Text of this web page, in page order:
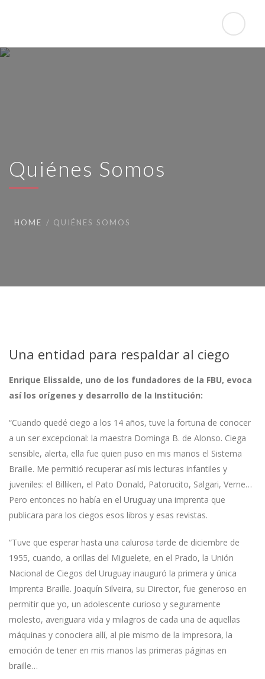
Quiénes Somos
HOME QUIÉNES SOMOS
Una entidad para respaldar al ciego
Enrique Elissalde, uno de los fundadores de la FBU, evoca
así los orígenes y desarrollo de la Institución:
“Cuando quedé ciego a los 14 años, tuve la fortuna de conocer
a un ser excepcional: la maestra Dominga B. de Alonso. Ciega
sensible, alerta, ella fue quien puso en mis manos el Sistema
Braille. Me permitió recuperar así mis lecturas infantiles y
juveniles: el Billiken, el Pato Donald, Patorucito, Salgari, Verne…
Pero entonces no había en el Uruguay una imprenta que
publicara para los ciegos esos libros y esas revistas.
“Tuve que esperar hasta una calurosa tarde de diciembre de
1955, cuando, a orillas del Miguelete, en el Prado, la Unión
Nacional de Ciegos del Uruguay inauguró la primera y única
Imprenta Braille. Joaquín Silveira, su Director, fue generoso en
permitir que yo, un adolescente curioso y seguramente
molesto, averiguara vida y milagros de cada una de aquellas
máquinas y conociera allí, al pie mismo de la impresora, la
emoción de tener en mis manos las primeras páginas en
braille…